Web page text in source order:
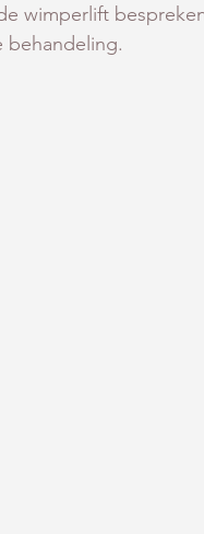
wimperlift
behandeling.